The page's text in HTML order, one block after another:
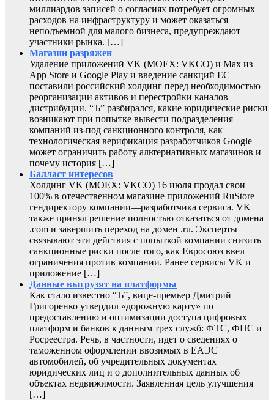
миллиардов записей о согласиях потребует огромных
расходов на инфраструктуру и может оказаться
неподъемной для малого бизнеса, предупреждают
участники рынка. […]
Магазин разряжен
Удаление приложений VK (MOEX: VKCO) и Max из
App Store и Google Play и введение санкций ЕС
поставили российский холдинг перед необходимостью
реорганизации активов и перестройки каналов
дистрибуции. “Ъ” разбирался, какие юридические риски
возникают при попытке вывести подразделения
компаний из-под санкционного контроля, как
технологическая верификация разработчиков Google
может ограничить работу альтернативных магазинов и
почему история […]
Балласт интересов
Холдинг VK (MOEX: VKCO) 16 июля продал свои
100% в отечественном магазине приложений RuStore
гендиректору компании—разработчика сервиса. VK
также принял решение полностью отказаться от домена
.com и завершить переход на домен .ru. Эксперты
связывают эти действия с попыткой компании снизить
санкционные риски после того, как Евросоюз ввел
ограничения против компании. Ранее сервисы VK и
приложение […]
Данные выгрузят на платформы
Как стало известно “Ъ”, вице-премьер Дмитрий
Григоренко утвердил «дорожную карту» по
предоставлению и оптимизации доступа цифровых
платформ и банков к данным трех служб: ФТС, ФНС и
Росреестра. Речь, в частности, идет о сведениях о
таможенном оформлении ввозимых в ЕАЭС
автомобилей, об учредительных документах
юридических лиц и о дополнительных данных об
объектах недвижимости. Заявленная цель улучшения
[…]